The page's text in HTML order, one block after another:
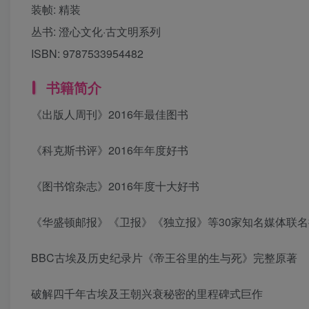
装帧: 精装
丛书: 澄心文化·古文明系列
ISBN: 9787533954482
书籍简介
《出版人周刊》2016年最佳图书
《科克斯书评》2016年年度好书
《图书馆杂志》2016年度十大好书
《华盛顿邮报》《卫报》《独立报》等30家知名媒体联
BBC古埃及历史纪录片《帝王谷里的生与死》完整原著
破解四千年古埃及王朝兴衰秘密的里程碑式巨作